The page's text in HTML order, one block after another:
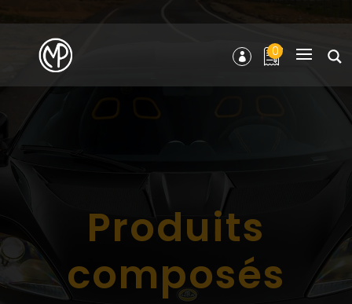
0
Produits
composés